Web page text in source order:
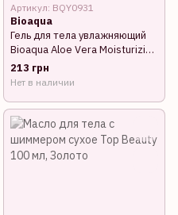
Артикул: BQY0931
Bioaqua
Гель для тела увлажняющий
Bioaqua Aloe Vera Moisturizing
Gel, 160 мл
213 грн
Нет в наличии